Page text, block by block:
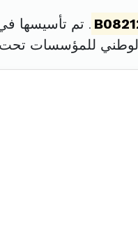
. تم تأسيسها في 3 أوت 2021 برأس مال
للمؤسسات تحت